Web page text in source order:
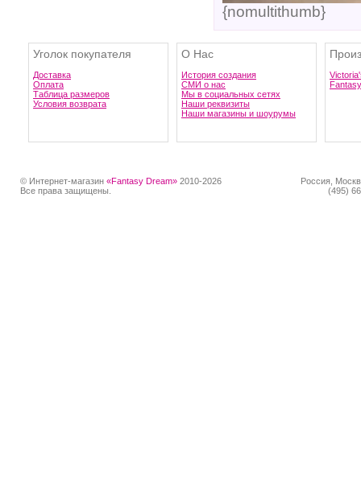
{nomultithumb}
Уголок покупателя
Доставка
Оплата
Таблица размеров
Условия возврата
О Нас
История создания
СМИ о нас
Мы в социальных сетях
Наши реквизиты
Наши магазины и шоурумы
© Интернет-магазин «Fantasy Dream» 2010-2026
Все права защищены.
Россия,
(495)